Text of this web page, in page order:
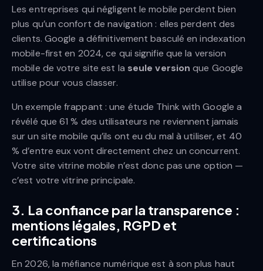
Les entreprises qui négligent le mobile perdent bien
plus qu’un confort de navigation : elles perdent des
clients. Google a définitivement basculé en indexation
mobile-first en 2024, ce qui signifie que la version
mobile de votre site est la seule version que Google
utilise pour vous classer.
Un exemple frappant : une étude Think with Google a
révélé que 61 % des utilisateurs ne reviennent jamais
sur un site mobile qu’ils ont eu du mal à utiliser, et 40
% d’entre eux vont directement chez un concurrent.
Votre site vitrine mobile n’est donc pas une option —
c’est votre vitrine principale.
3. La confiance par la transparence :
mentions légales, RGPD et
certifications
En 2026, la méfiance numérique est à son plus haut